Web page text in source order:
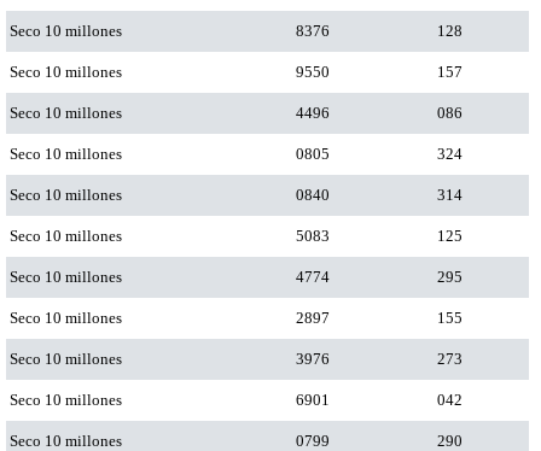
Seco 10 millones 8376 128
Seco 10 millones 9550 157
Seco 10 millones 4496 086
Seco 10 millones 0805 324
Seco 10 millones 0840 314
Seco 10 millones 5083 125
Seco 10 millones 4774 295
Seco 10 millones 2897 155
Seco 10 millones 3976 273
Seco 10 millones 6901 042
Seco 10 millones 0799 290